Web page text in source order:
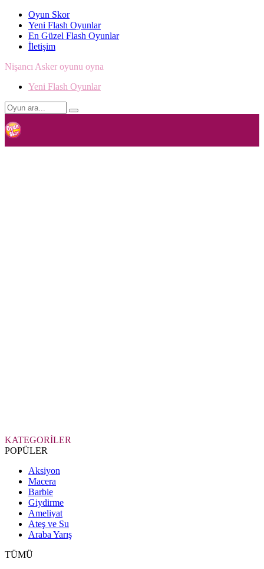
Oyun Skor
Yeni Flash Oyunlar
En Güzel Flash Oyunlar
İletişim
Nişancı Asker oyunu oyna
Yeni Flash Oyunlar
KATEGORİLER
POPÜLER
Aksiyon
Macera
Barbie
Giydirme
Ameliyat
Ateş ve Su
Araba Yarış
TÜMÜ